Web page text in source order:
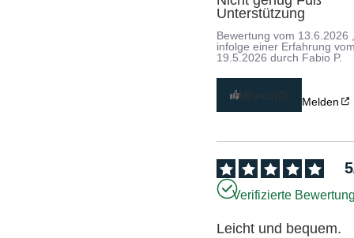
Unterstützung
Bewertung vom 13.6.2026
infolge einer Erfahrung
19.5.2026 durch Fabio P.
Hilfreich(0) Melden
5
Verifizierte
Leicht und bequem.